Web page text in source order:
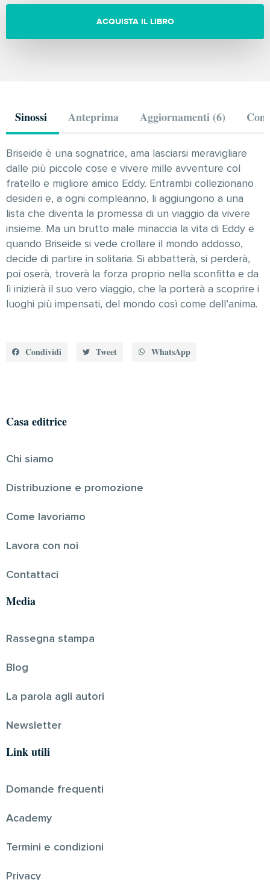
ACQUISTA IL LIBRO
Sinossi Anteprima Aggiornamenti (6)
Briseide è una sognatrice, ama lasciarsi meravigliare
dalle più piccole cose e vivere mille avventure col
fratello e migliore amico Eddy. Entrambi collezionano
desideri e, a ogni compleanno, li aggiungono a una
lista che diventa la promessa di un viaggio da vivere
insieme. Ma un brutto male minaccia la vita di Eddy e
quando Briseide si vede crollare il mondo addosso,
decide di partire in solitaria. Si abbatterà, si perderà,
poi oserà, troverà la forza proprio nella sconfitta e da
lì inizierà il suo vero viaggio, che la porterà a scoprire i
luoghi più impensati, del mondo così come dell’anima.
Condividi Tweet WhatsApp
Casa editrice
Chi siamo
Distribuzione e promozione
Come lavoriamo
Lavora con noi
Contattaci
Media
Rassegna stampa
Blog
La parola agli autori
Newsletter
Link utili
Domande frequenti
Academy
Termini e condizioni
Privacy